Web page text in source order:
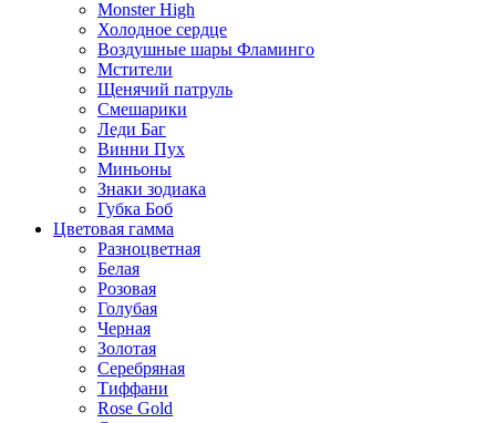
Monster High
Холодное сердце
Воздушные шары Фламинго
Мстители
Щенячий патруль
Смешарики
Леди Баг
Винни Пух
Миньоны
Знаки зодиака
Губка Боб
Цветовая гамма
Разноцветная
Белая
Розовая
Голубая
Черная
Золотая
Серебряная
Тиффани
Rose Gold